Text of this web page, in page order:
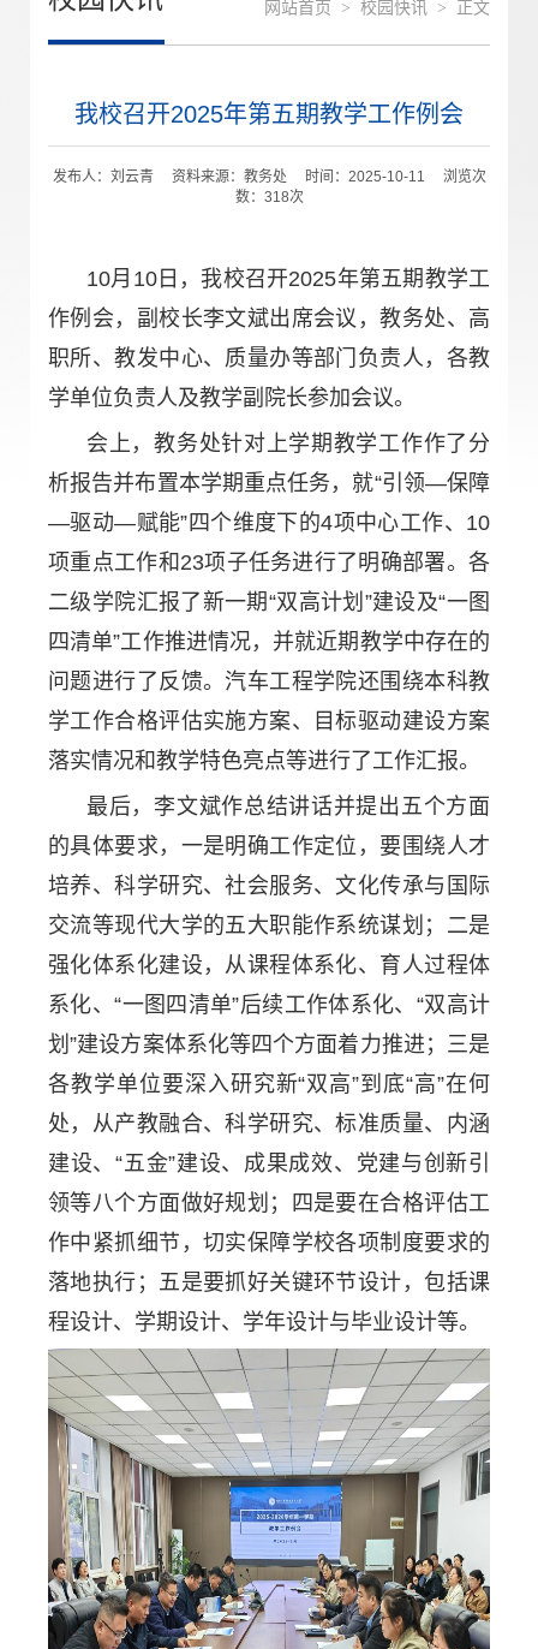
网站首页 > 校园快讯 > 正文
我校召开2025年第五期教学工作例会
发布人：刘云青 资料来源：教务处 时间：2025-10-11 浏览次
数： 318次
10月10日，我校召开2025年第五期教学工
作例会，副校长李文斌出席会议，教务处、高
职所、教发中心、质量办等部门负责人，各教
学单位负责人及教学副院长参加会议。
会上，教务处针对上学期教学工作作了分
析报告并布置本学期重点任务，就“引领—保障
—驱动—赋能”四个维度下的4项中心工作、10
项重点工作和23项子任务进行了明确部署。各
二级学院汇报了新一期“双高计划”建设及“一图
四清单”工作推进情况，并就近期教学中存在的
问题进行了反馈。汽车工程学院还围绕本科教
学工作合格评估实施方案、目标驱动建设方案
落实情况和教学特色亮点等进行了工作汇报。
最后，李文斌作总结讲话并提出五个方面
的具体要求，一是明确工作定位，要围绕人才
培养、科学研究、社会服务、文化传承与国际
交流等现代大学的五大职能作系统谋划；二是
强化体系化建设，从课程体系化、育人过程体
系化、“一图四清单”后续工作体系化、“双高计
划”建设方案体系化等四个方面着力推进；三是
各教学单位要深入研究新“双高”到底“高”在何
处，从产教融合、科学研究、标准质量、内涵
建设、“五金”建设、成果成效、党建与创新引
领等八个方面做好规划；四是要在合格评估工
作中紧抓细节，切实保障学校各项制度要求的
落地执行；五是要抓好关键环节设计，包括课
程设计、学期设计、学年设计与毕业设计等。